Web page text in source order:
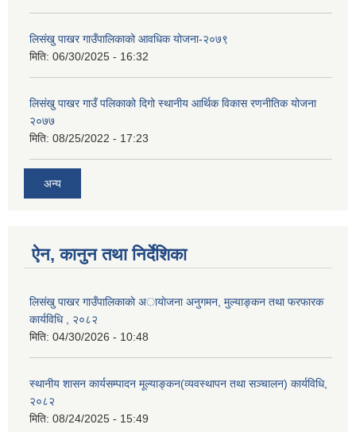
लिसंखु पाखर गाउँपालिकाको आवधिक योजना-२०७९
मिति: 06/30/2025 - 16:32
लिसंखु पाखर गाउँ पलिकाको दिगो स्थानीय आर्थिक विकास रणनीतिक योजना
२०७७
मिति: 08/25/2022 - 17:23
अन्य
ऐन, कानुन तथा निर्देशिका
लिसंखु पाखर गाउँपालिकाकाे अायाेजना अनुगमन, मुल्याङ्कन तथा फरफारक
कार्यविधि , २०८२
मिति: 04/30/2026 - 10:48
स्थानीय शासन कार्यसम्पादन मूल्याङ्कन(व्यवस्थापन तथा सञ्चालन) कार्यविधि,
२०८२
मिति: 08/24/2025 - 15:49